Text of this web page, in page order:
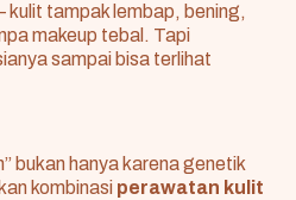
kulit tampak lembap, bening,
makeup tebal. Tapi
sampai bisa terlihat
bukan hanya karena genetik
kombinasi perawatan kulit